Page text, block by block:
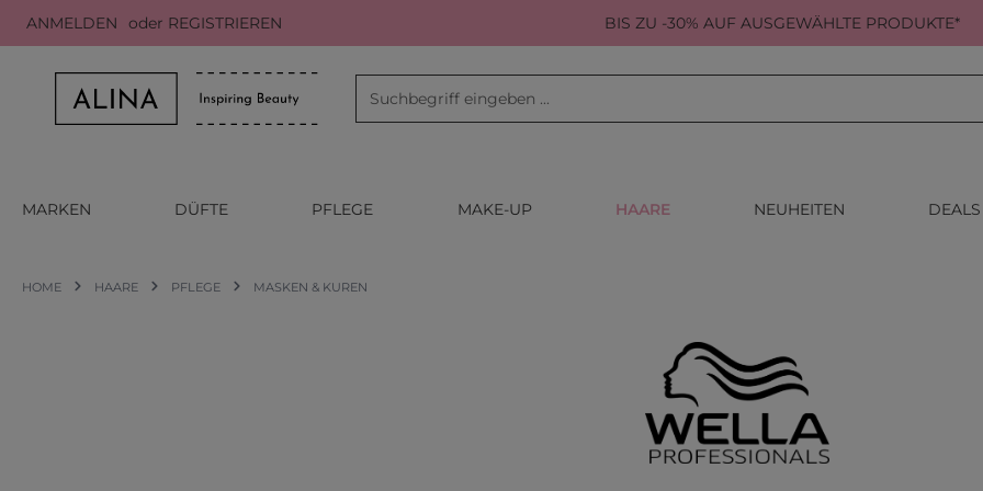
Hauptinhalt springen
Zur Suche springen
Zur Hauptnavigation springen
ANMELDEN oder REGISTRIEREN BIS ZU -30% AUF AUSGEWÄHLTE PRODUKTE*
MARKEN DÜFTE PFLEGE MAKE-UP HAARE NEUHEITEN DEALS
HOME HAARE PFLEGE MASKEN & KUREN